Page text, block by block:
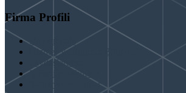
Firma Profili
Hakkımızda
Hizmet Verdiğimiz Bölgeler
Paydaşlarımız
İş Birliği Teklifleri
Şartlar ve Koşullar